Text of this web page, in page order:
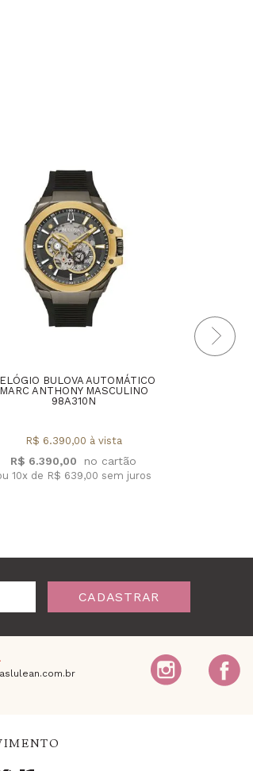
BULOVA AUTOMÁTICO
MARC ANTHONY MASCULINO
98A310N
R$ 6.390,00
R$ 6.390,00 à vista
10x de R$ 639,00 sem juros
CADASTRAR